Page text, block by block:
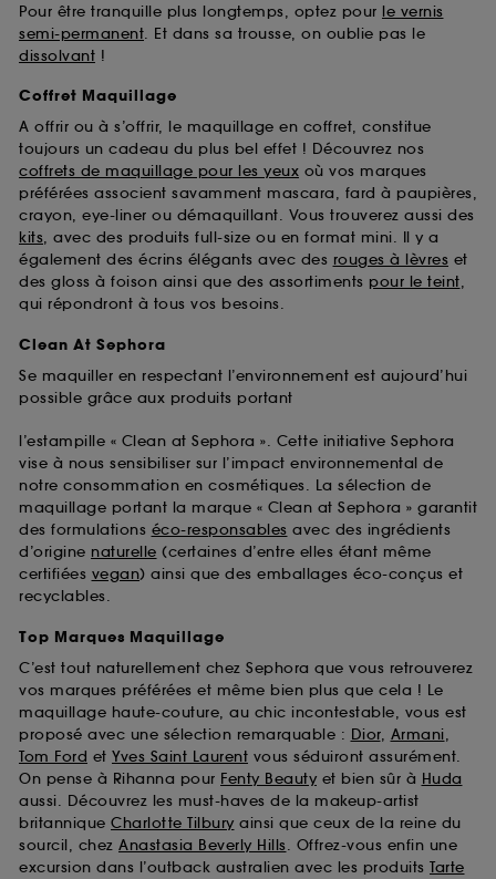
Pour être tranquille plus longtemps, optez pour le vernis
semi-permanent. Et dans sa trousse, on oublie pas le
dissolvant !
Coffret Maquillage
A offrir ou à s’offrir, le maquillage en coffret, constitue
toujours un cadeau du plus bel effet ! Découvrez nos
coffrets de maquillage pour les yeux où vos marques
préférées associent savamment mascara, fard à paupières,
crayon, eye-liner ou démaquillant. Vous trouverez aussi des
kits, avec des produits full-size ou en format mini. Il y a
également des écrins élégants avec des rouges à lèvres et
des gloss à foison ainsi que des assortiments pour le teint,
qui répondront à tous vos besoins.
Clean At Sephora
Se maquiller en respectant l’environnement est aujourd’hui
possible grâce aux produits portant
l’estampille « Clean at Sephora ». Cette initiative Sephora
vise à nous sensibiliser sur l’impact environnemental de
notre consommation en cosmétiques. La sélection de
maquillage portant la marque « Clean at Sephora » garantit
des formulations éco-responsables avec des ingrédients
d’origine naturelle (certaines d’entre elles étant même
certifiées vegan) ainsi que des emballages éco-conçus et
recyclables.
Top Marques Maquillage
C’est tout naturellement chez Sephora que vous retrouverez
vos marques préférées et même bien plus que cela ! Le
maquillage haute-couture, au chic incontestable, vous est
proposé avec une sélection remarquable : Dior, Armani,
Tom Ford et Yves Saint Laurent vous séduiront assurément.
On pense à Rihanna pour Fenty Beauty et bien sûr à Huda
aussi. Découvrez les must-haves de la makeup-artist
britannique Charlotte Tilbury ainsi que ceux de la reine du
sourcil, chez Anastasia Beverly Hills. Offrez-vous enfin une
excursion dans l’outback australien avec les produits Tarte